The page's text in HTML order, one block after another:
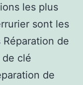
les plus
sont les
de
clé
de